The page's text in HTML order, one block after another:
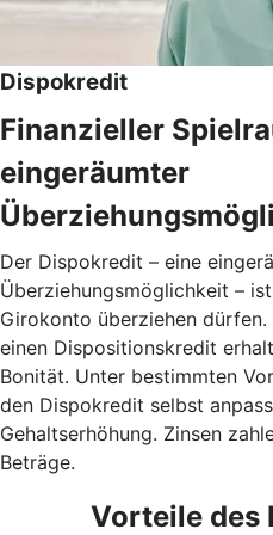
Dispokredit
Finanzieller
eingeräumter
Der Dispokredit – eine
Überziehungsmöglichkeit –
Girokonto überziehen
einen Dispositionskredit
Bonität. Unter bestimmten
den Dispokredit selbst
Gehaltserhöhung. Zinsen
Beträge.
Vorteile des